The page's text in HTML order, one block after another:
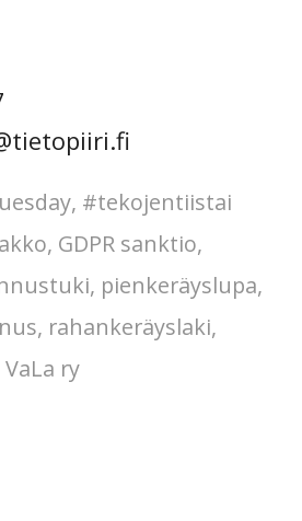
, #tekojentiistai
, GDPR sanktio,
, pienkeräyslupa,
, rahankeräyslaki,
VaLa ry